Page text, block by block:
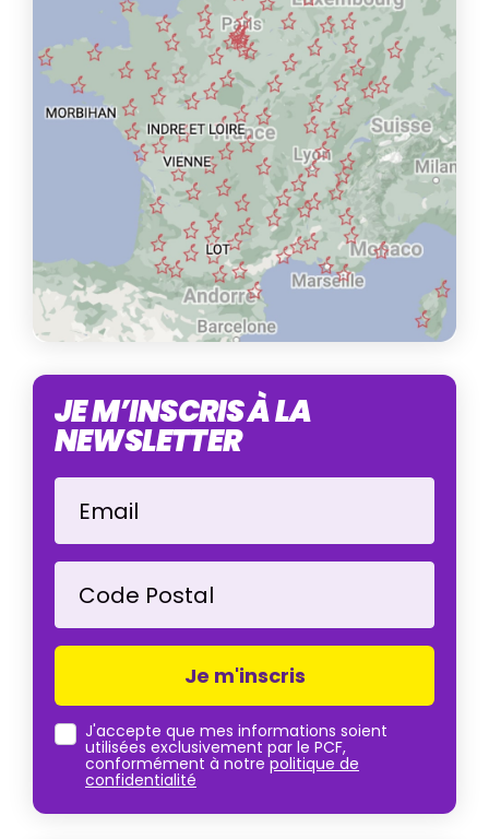
JE M’INSCRIS À LA
NEWSLETTER
Email
Code Postal
J'accepte que mes informations soient
utilisées exclusivement par le PCF,
conformément à notrepolitique de
confidentialité